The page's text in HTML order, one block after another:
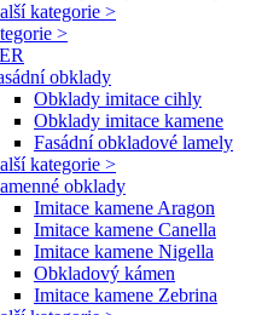
kategorie >
>
obklady
Obklady imitace cihly
Obklady imitace kamene
Fasádní obkladové lamely
kategorie >
obklady
Imitace kamene Aragon
Imitace kamene Canella
Imitace kamene Nigella
Obkladový kámen
Imitace kamene Zebrina